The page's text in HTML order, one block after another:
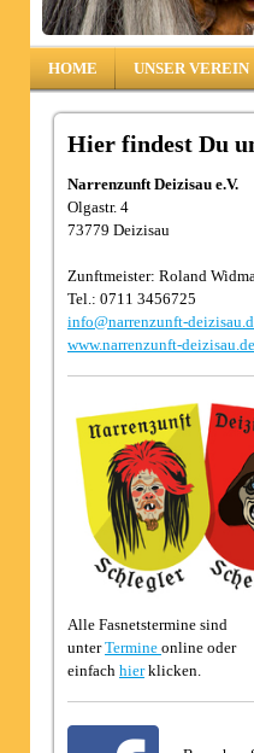
HOME UNSER VEREIN
Hier findest Du
Narrenzunft Deizisau e.V.
Olgastr. 4
73779 Deizisau
Zunftmeister: Roland
Tel.: 0711 3456725
info@narrenzunft-
www.narrenzunft-deizisau.de
Alle Fasnetstermine sind
unterTermine online oder
einfach hierklicken.